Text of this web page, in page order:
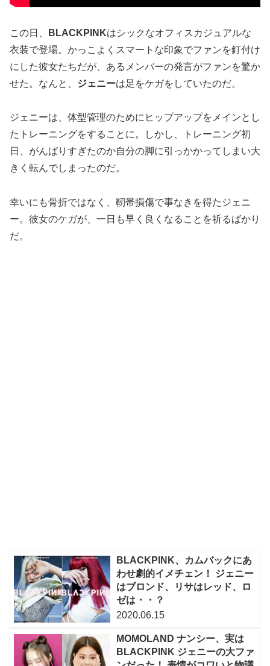
この日、 BLACKPINKはシックなオフィスカジュアルな
衣装で登場。かっこよくスマートな印象でファンを釘付け
にした彼女たちだが、あるメンバーの発言がファンを驚か
せた。なんと、 ジェニーは足をケガをしていたのだ。
ジェニーは、体型管理のためにヒップアップをメインとし
たトレーニングをすることに。しかし、トレーニング初
日、がんばりすぎたのか自分の脚に引っかかってしまい大
きく転んでしまったのだ。
幸いにも骨折ではなく、靭帯損傷で事なきを得たジェニ
ー。彼女のケガが、一日も早く良くなることを祈るばかり
だ。
BLACKPINK、カムバックにあ
わせ劇的イメチェン！ ジェニー
はブロンド、リサはレッド、ロ
ゼは・・？
2020.06.15
MOMOLAND ナンシー、実は
BLACKPINK ジェニーの大ファ